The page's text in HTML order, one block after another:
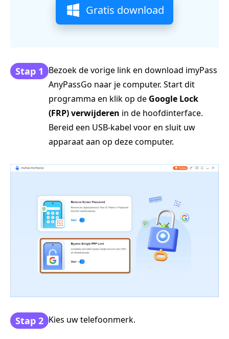
Gratis download
Stap 1 Bezoek de vorige link en download imyPass
AnyPassGo naar je computer. Start dit
programma en klik op de Google Lock
(FRP) verwijderen in de hoofdinterface.
Bereid een USB-kabel voor en sluit uw
apparaat aan op deze computer.
Stap 2 Kies uw telefoonmerk.